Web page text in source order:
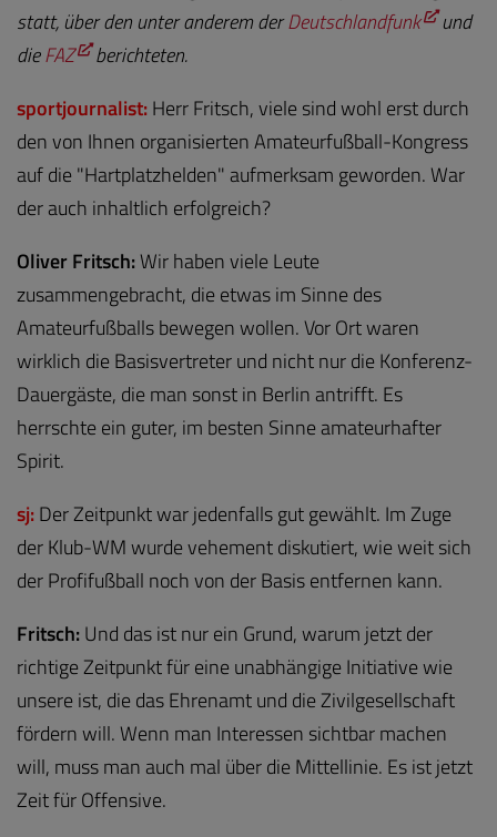
statt, über den unter anderem derDeutschlandfunk und
dieFAZ berichteten.
sportjournalist:Herr Fritsch, viele sind wohl erst durch
den von Ihnen organisierten Amateurfußball-Kongress
auf die "Hartplatzhelden" aufmerksam geworden. War
der auch inhaltlich erfolgreich?
Oliver Fritsch:Wir haben viele Leute
zusammengebracht, die etwas im Sinne des
Amateurfußballs bewegen wollen. Vor Ort waren
wirklich die Basisvertreter und nicht nur die Konferenz-
Dauergäste, die man sonst in Berlin antrifft. Es
herrschte ein guter, im besten Sinne amateurhafter
Spirit.
sj:Der Zeitpunkt war jedenfalls gut gewählt. Im Zuge
der Klub-WM wurde vehement diskutiert, wie weit sich
der Profifußball noch von der Basis entfernen kann.
Fritsch:Und das ist nur ein Grund, warum jetzt der
richtige Zeitpunkt für eine unabhängige Initiative wie
unsere ist, die das Ehrenamt und die Zivilgesellschaft
fördern will. Wenn man Interessen sichtbar machen
will, muss man auch mal über die Mittellinie. Es ist jetzt
Zeit für Offensive.